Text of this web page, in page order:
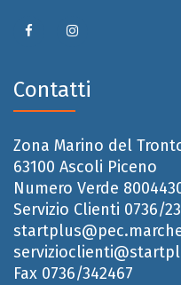
Contatti
Zona Marino del
63100 Ascoli Piceno
Numero Verde
Servizio Clienti 0736/
Fax 0736/342467